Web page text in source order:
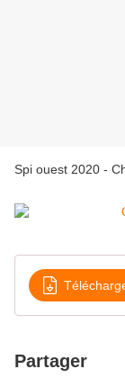
Spi ouest 2020 -
Partager